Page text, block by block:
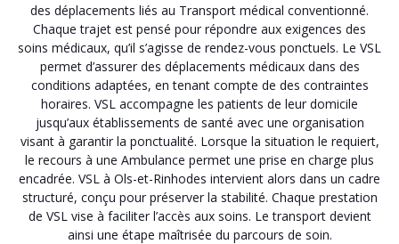
des déplacements liés au Transport médical conventionné.
Chaque trajet est pensé pour répondre aux exigences des
soins médicaux, qu’il s’agisse de rendez-vous ponctuels. Le VSL
permet d’assurer des déplacements médicaux dans des
conditions adaptées, en tenant compte de des contraintes
horaires. VSL accompagne les patients de leur domicile
jusqu’aux établissements de santé avec une organisation
visant à garantir la ponctualité. Lorsque la situation le requiert,
le recours à une Ambulance permet une prise en charge plus
encadrée. VSL à Ols-et-Rinhodes intervient alors dans un cadre
structuré, conçu pour préserver la stabilité. Chaque prestation
de VSL vise à faciliter l’accès aux soins. Le transport devient
ainsi une étape maîtrisée du parcours de soin.